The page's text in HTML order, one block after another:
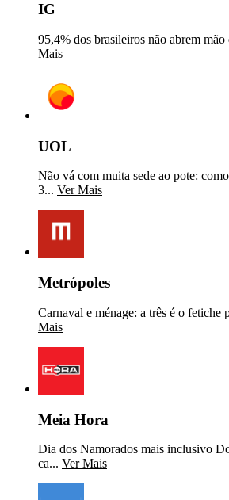
IG
95,4% dos brasileiros não abrem
Mais
UOL
Não vá com muita sede ao pote:
3... Ver Mais
Metrópoles
Carnaval e ménage: a três é o fetiche
Mais
Meia Hora
Dia dos Namorados mais inclusivo
ca... Ver Mais